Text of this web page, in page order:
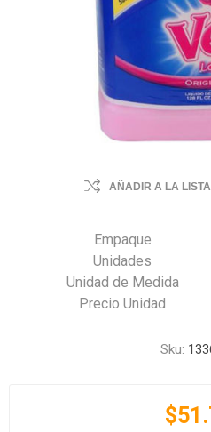
AÑADIR A LA
Empaque
Unidades
Unidad de Medida
Precio Unidad
Sku: